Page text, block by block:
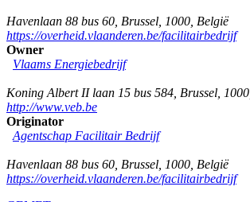
Havenlaan 88 bus 60 Brussel 1000 België
https://overheid.vlaanderen.be/facilitairbedrijf
Owner
Vlaams Energiebedrijf
Koning Albert II laan 15 bus 584 Brussel 1000
http://www.veb.be
Originator
Agentschap Facilitair Bedrijf
Havenlaan 88 bus 60 Brussel 1000 België
https://overheid.vlaanderen.be/facilitairbedrijf